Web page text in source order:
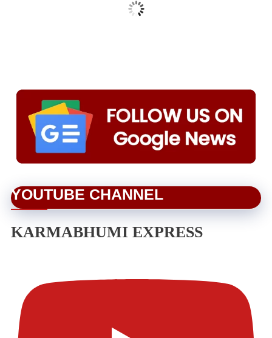
YOUTUBE CHANNEL
KARMABHUMI EXPRESS